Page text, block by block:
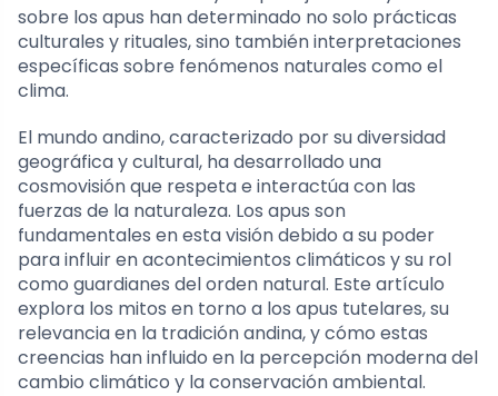
sobre los apus han determinado no solo prácticas
culturales y rituales, sino también interpretaciones
específicas sobre fenómenos naturales como el
clima.
El mundo andino, caracterizado por su diversidad
geográfica y cultural, ha desarrollado una
cosmovisión que respeta e interactúa con las
fuerzas de la naturaleza. Los apus son
fundamentales en esta visión debido a su poder
para influir en acontecimientos climáticos y su rol
como guardianes del orden natural. Este artículo
explora los mitos en torno a los apus tutelares, su
relevancia en la tradición andina, y cómo estas
creencias han influido en la percepción moderna del
cambio climático y la conservación ambiental.